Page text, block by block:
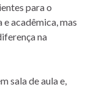
para o
acadêmica, mas
na
sala de aula e,